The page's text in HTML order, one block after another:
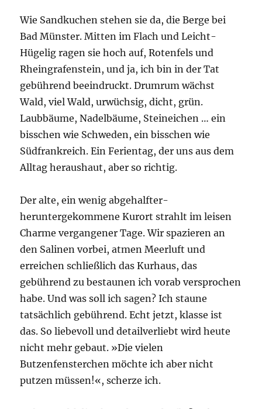
Wie Sandkuchen stehen sie da, die Berge bei
Bad Münster. Mitten im Flach und Leicht-
Hügelig ragen sie hoch auf, Rotenfels und
Rheingrafenstein, und ja, ich bin in der Tat
gebührend beeindruckt. Drumrum wächst
Wald, viel Wald, urwüchsig, dicht, grün.
Laubbäume, Nadelbäume, Steineichen … ein
bisschen wie Schweden, ein bisschen wie
Südfrankreich. Ein Ferientag, der uns aus dem
Alltag heraushaut, aber so richtig.
Der alte, ein wenig abgehalfter-
heruntergekommene Kurort strahlt im leisen
Charme vergangener Tage. Wir spazieren an
den Salinen vorbei, atmen Meerluft und
erreichen schließlich das Kurhaus, das
gebührend zu bestaunen ich vorab versprochen
habe. Und was soll ich sagen? Ich staune
tatsächlich gebührend. Echt jetzt, klasse ist
das. So liebevoll und detailverliebt wird heute
nicht mehr gebaut. »Die vielen
Butzenfensterchen möchte ich aber nicht
putzen müssen!«, scherze ich.